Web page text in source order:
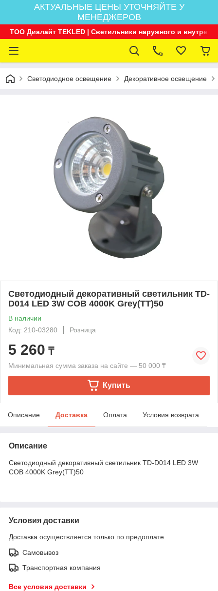
АКТУАЛЬНЫЕ ЦЕНЫ УТОЧНЯЙТЕ У
МЕНЕДЖЕРОВ
ТОО Диалайт TEKLED | Светильники наружного и
Светодиодное освещение Декоративное освещение
Светодиодный декоративный светильник TD-
D014 LED 3W COB 4000K Grey(TT)50
В наличии
Код: 210-03280
Розница
5 260 ₸
Минимальная сумма заказа на сайте — 50 000 ₸
Купить
Описание Доставка Оплата Условия возврата
Описание
Светодиодный декоративный светильник TD-D014 LED 3W
COB 4000K Grey(TT)50
Условия доставки
Доставка осуществляется только по предоплате.
Самовывоз
Транспортная компания
Все условия доставки